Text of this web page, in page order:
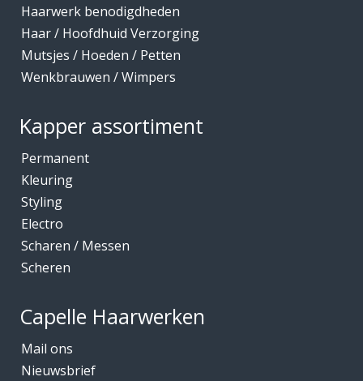
Kammen
Kapmantels / Verfschorten
Keratine Producten
Mediceuticals bij Chemo
Mediceuticals bij Haarherstel/verzorging
Mediceuticals bij Haaruitval
Meubels Voor Kapsalon
Mobiele Kapper
Mutsjes *Opruiming*
Haarwerk benodigdheden
Haar / Hoofdhuid Verzorging
Mutsjes / Hoeden / Petten
Wenkbrauwen / Wimpers
Kapper assortiment
Permanent
Kleuring
Styling
Electro
Scharen / Messen
Scheren
Capelle Haarwerken
Mail ons
Nieuwsbrief